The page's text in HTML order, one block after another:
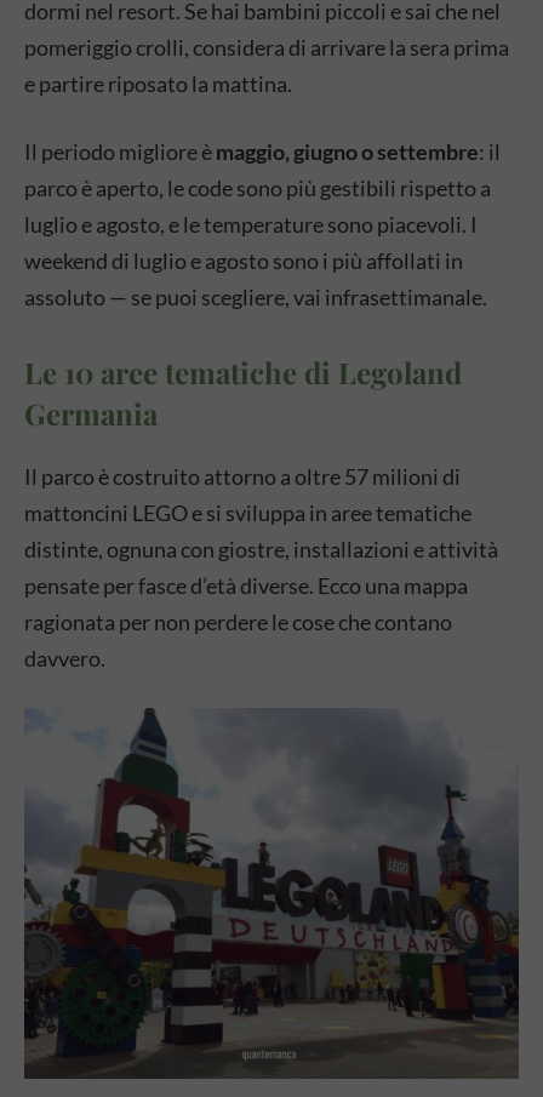
dormi nel resort. Se hai bambini piccoli e sai che nel
pomeriggio crolli, considera di arrivare la sera prima
e partire riposato la mattina.
Il periodo migliore èmaggio, giugno o settembre: il
parco è aperto, le code sono più gestibili rispetto a
luglio e agosto, e le temperature sono piacevoli. I
weekend di luglio e agosto sono i più affollati in
assoluto — se puoi scegliere, vai infrasettimanale.
Le 10 aree tematiche di Legoland
Germania
Il parco è costruito attorno a oltre 57 milioni di
mattoncini LEGO e si sviluppa in aree tematiche
distinte, ognuna con giostre, installazioni e attività
pensate per fasce d’età diverse. Ecco una mappa
ragionata per non perdere le cose che contano
davvero.